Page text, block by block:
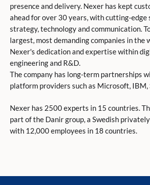
presence and delivery. Nexer has kept
ahead for over 30 years, with cutting-edge
strategy, technology and communication.
largest, most demanding companies in the
Nexer's dedication and expertise within
engineering and R&D.
The company has long-term partnerships
platform providers such as Microsoft, IBM,
Nexer has 2500 experts in 15 countries.
part of the Danir group, a Swedish
with 12,000 employees in 18 countries.